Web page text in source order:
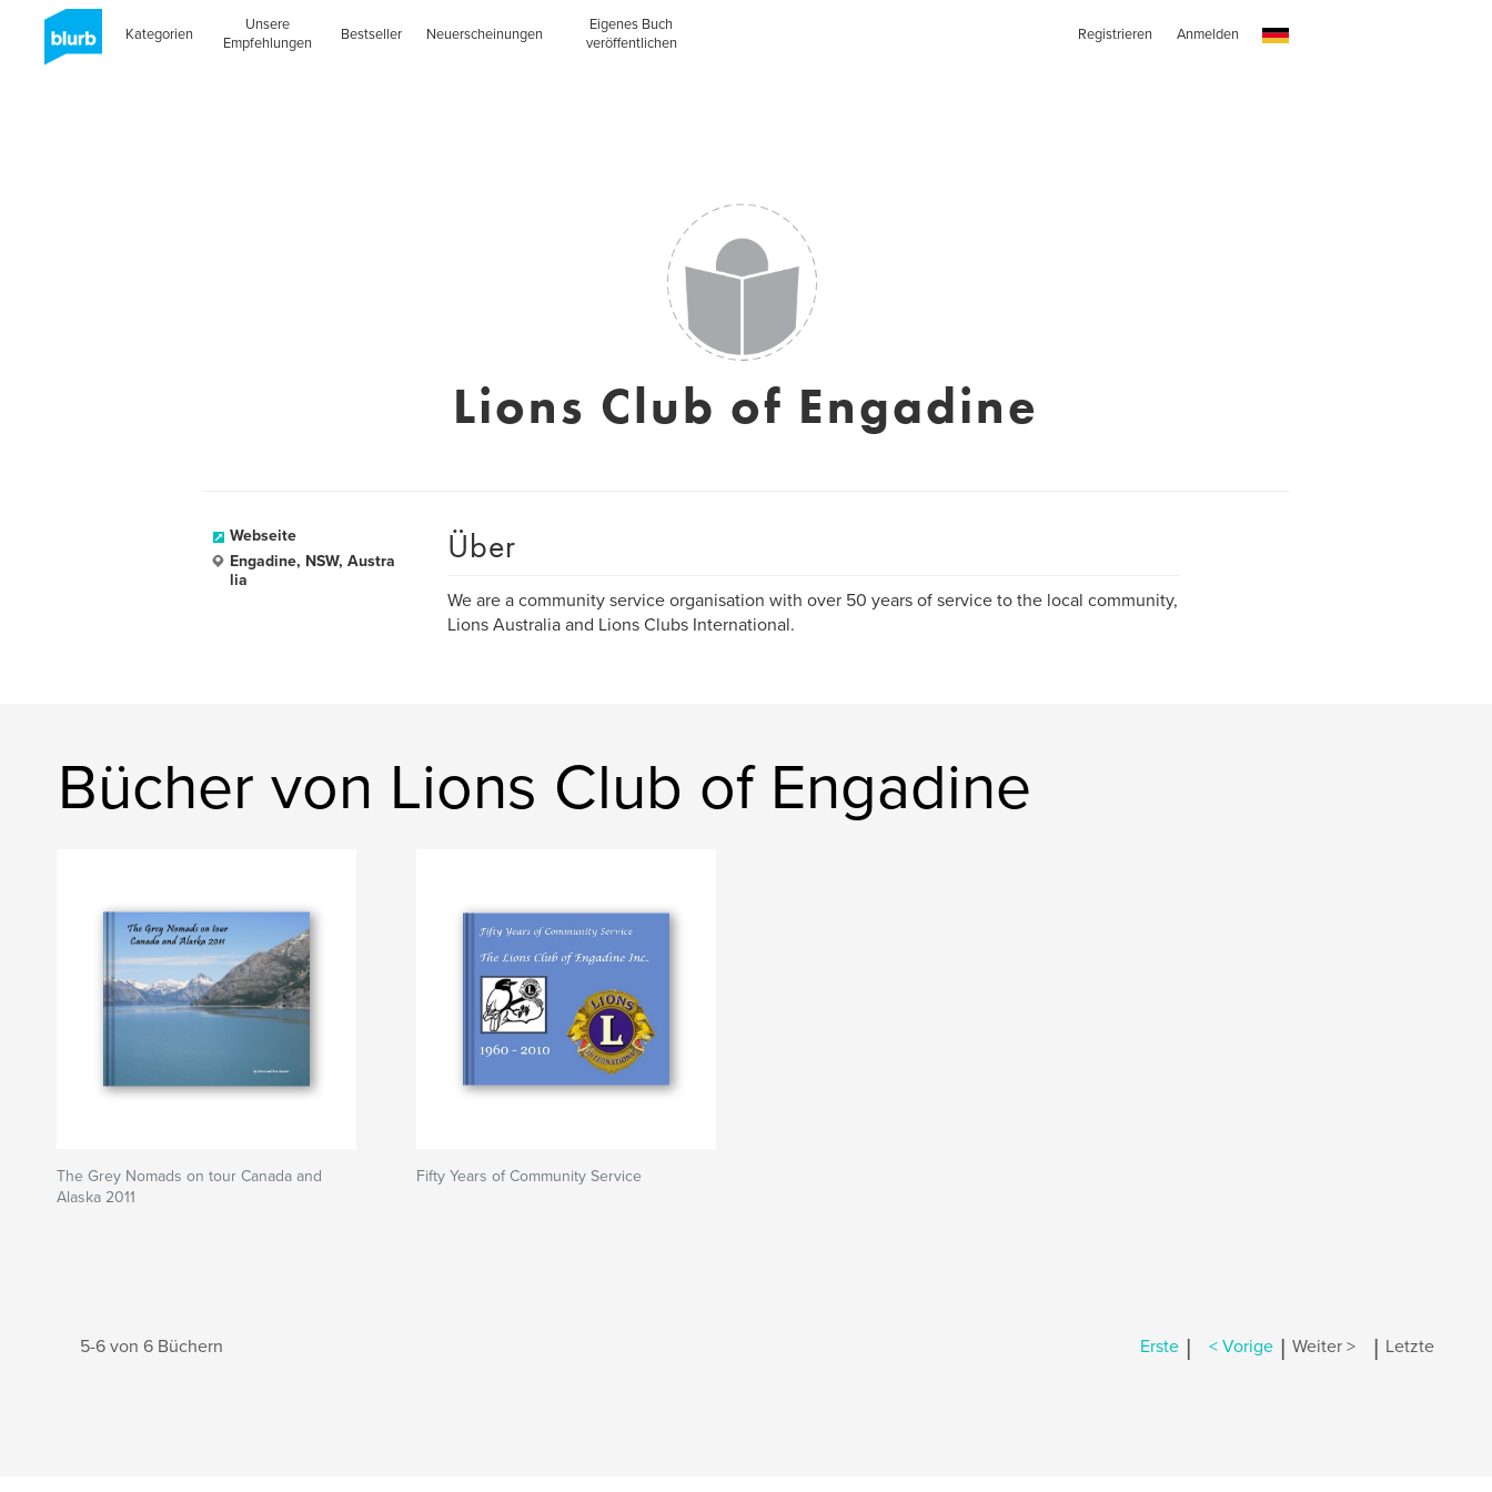
Kategorien
Unsere
Empfehlungen
Bestseller Neuerscheinungen
Eigenes Buch
veröffentlichen
Registrieren Anmelden
Lions Club of Engadine
Webseite
Engadine, NSW, Austra
lia
Über
We are a community service organisation with over 50 years of service to the local community,
Lions Australia and Lions Clubs International.
Bücher von Lions Club of Engadine
The Grey Nomads on tour Canada and
Alaska 2011
Fifty Years of Community Service
5-6 von 6 Büchern Erste | < Vorige | Weiter > | Letzte